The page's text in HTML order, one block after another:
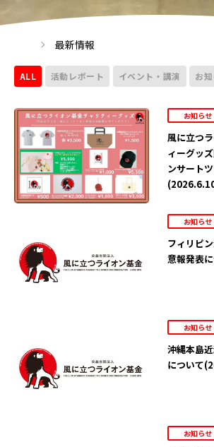
最新情報
ALL 活動レポート イベント・講演 お
お知らせ
風に立つ
ィーグッ
ンサート
お知らせ
フィリピ
意報発表
お知らせ
沖縄本島
について
お知らせ